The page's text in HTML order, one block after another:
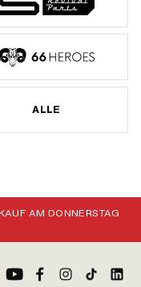
ALLE
AM DONNERSTAG